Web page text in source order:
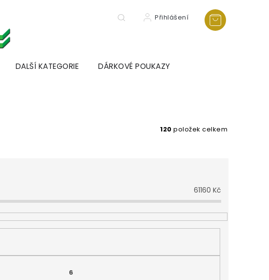
Přihlášení
DALŠÍ KATEGORIE DÁRKOVÉ POUKAZY
120 položek celkem
61160 Kč
6